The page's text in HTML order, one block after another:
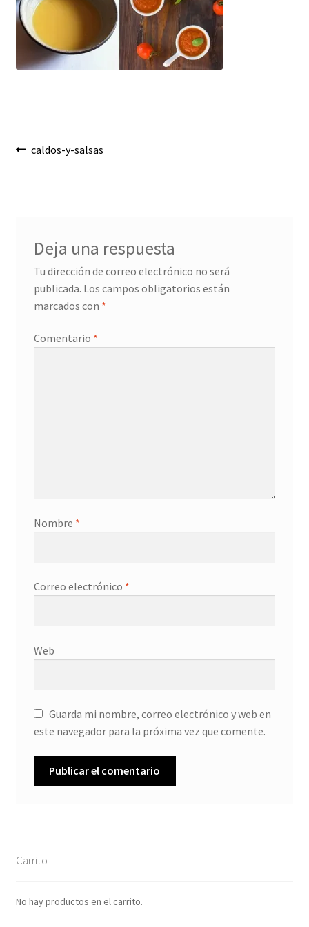
Finalizar compra
Mi cuenta
Pescados y Mariscos
Política de Privacidad Y Cookies
Navegación
Anterior:
caldos-y-salsas
Deja una respuesta
Tu dirección de correo electrónico no será
publicada. Los campos obligatorios están
marcados con *
Comentario *
Nombre *
Correo electrónico *
Web
Guarda mi nombre, correo electrónico y web en
este navegador para la próxima vez que comente.
Carrito
No hay productos en el carrito.